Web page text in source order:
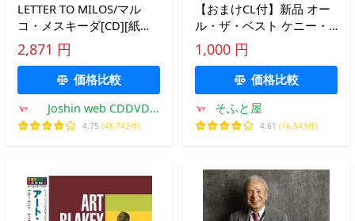
LETTER TO MILOS/マル
コ・メスキーダ[CD][紙ジ
ャケット]【返品種別A】
2,871 円
価格比較
Joshin web CDDVD
Yahoo!店
4.75 (48,742件)
【おまけCL付】新品 オー
ル・ザ・ベスト ケニー・
ドリュー CD AO-109
1,000 円
価格比較
そふと屋
4.61 (16,543件)